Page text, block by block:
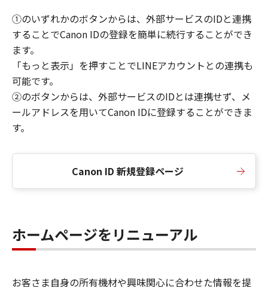
①のいずれかのボタンからは、外部サービスのIDと連携
することでCanon IDの登録を簡単に続行することができ
ます。
「もっと表示」を押すことでLINEアカウントとの連携も
可能です。
②のボタンからは、外部サービスのIDとは連携せず、メ
ールアドレスを用いてCanon IDに登録することができま
す。
Canon ID 新規登録ページ
ホームページをリニューアル
お客さま自身の所有機材や興味関心に合わせた情報を提